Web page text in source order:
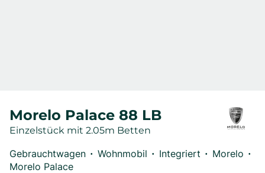
Morelo Palace 88 LB
Einzelstück mit 2.05m Betten
Gebrauchtwagen • Wohnmobil • Integriert • Morelo •
Morelo Palace